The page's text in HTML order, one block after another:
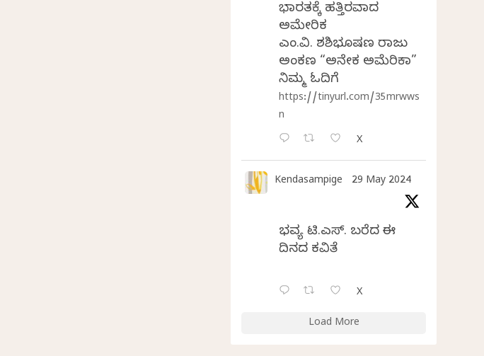
ಭಾರತಕ್ಕೆ ಹತ್ತಿರವಾದ
ಅಮೇರಿಕ
ಎಂ.ವಿ. ಶಶಿಭೂಷಣ ರಾಜು
ಅಂಕಣ “ಅನೇಕ ಅಮೆರಿಕಾ”
ನಿಮ್ಮ ಓದಿಗೆ
https://tinyurl.com/35mrwws
n
X
Kendasampige 29 May 2024
ಭವ್ಯ ಟಿ.ಎಸ್. ಬರೆದ ಈ
ದಿನದ ಕವಿತೆ
X
Load More